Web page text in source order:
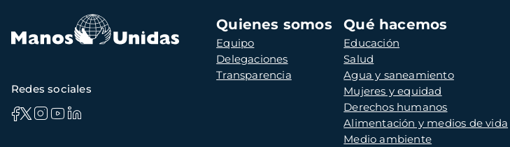
Navegación
principal
Quienes somos
Equipo
Delegaciones
Transparencia
Qué hacemos
Educación
Salud
Agua y saneamiento
Mujeres y equidad
Derechos humanos
Alimentación y medios de vida
Medio ambiente
Redes sociales